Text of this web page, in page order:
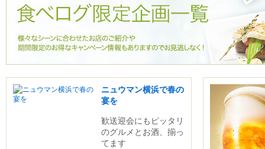
ニュウマン横浜で春の
宴を
歓送迎会にもピッタリ
のグルメとお酒、揃っ
てます